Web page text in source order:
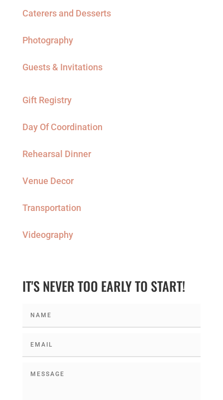
Caterers and Desserts
Photography
Guests & Invitations
Gift Registry
Day Of Coordination
Rehearsal Dinner
Venue Decor
Transportation
Videography
IT'S NEVER TOO EARLY TO START!